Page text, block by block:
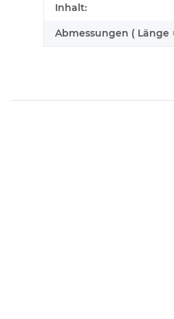
Inhalt:
Abmessungen ( Länge